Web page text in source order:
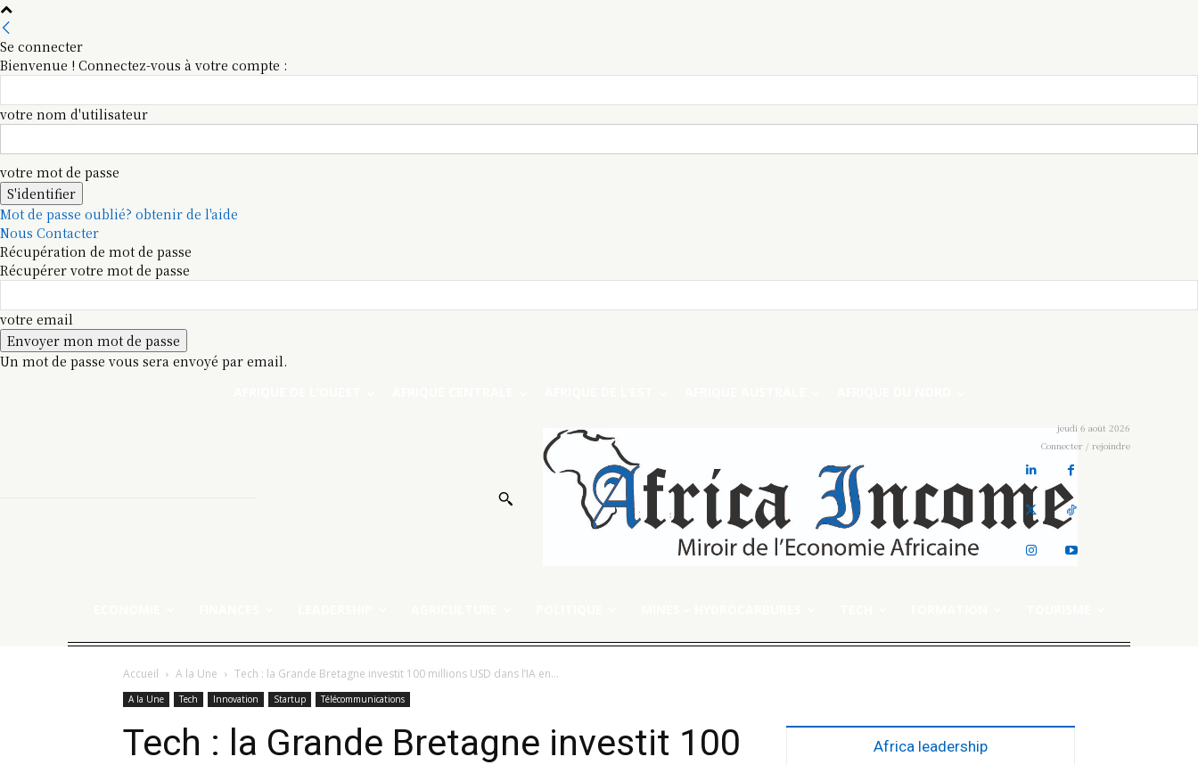
Se connecter
Bienvenue ! Connectez-vous à votre compte :
votre nom d'utilisateur
votre mot de passe
Mot de passe oublié? obtenir de l'aide
Nous Contacter
Récupération de mot de passe
Récupérer votre mot de passe
votre email
Un mot de passe vous sera envoyé par email.
jeudi 6 août 2026
Connecter / rejoindre
Accueil A la Une Tech : la Grande Bretagne investit 100 millions USD dans l’IA en...
A la Une Tech Innovation Startup Télécommunications
Tech : la Grande Bretagne investit 100
Africa leadership